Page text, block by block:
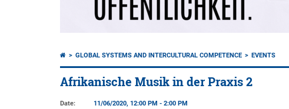
GLOBAL SYSTEMS AND INTERCULTURAL COMPETENCE EVENTS
Afrikanische Musik in der Praxis 2
Date:
11/06/2020, 12:00 PM - 2:00 PM